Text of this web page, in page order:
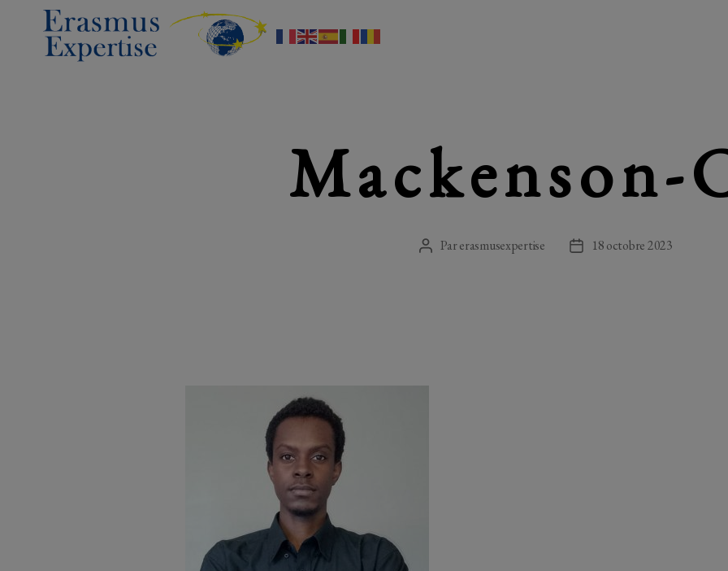
Mackenson-
Auteur
Parerasmusexpertise
Date18 octobre 2023